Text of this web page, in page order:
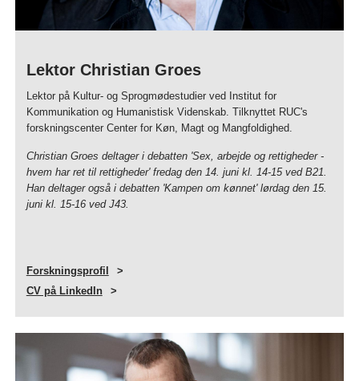
Lektor Christian Groes
Lektor på Kultur- og Sprogmødestudier ved Institut for
Kommunikation og Humanistisk Videnskab. Tilknyttet RUC's
forskningscenter Center for Køn, Magt og Mangfoldighed.
Christian Groes deltager i debatten 'Sex, arbejde og rettigheder -
hvem har ret til rettigheder' fredag den 14. juni kl. 14-15 ved B21.
Han deltager også i debatten 'Kampen om kønnet' lørdag den 15.
juni kl. 15-16 ved J43.
Forskningsprofil
CV på LinkedIn